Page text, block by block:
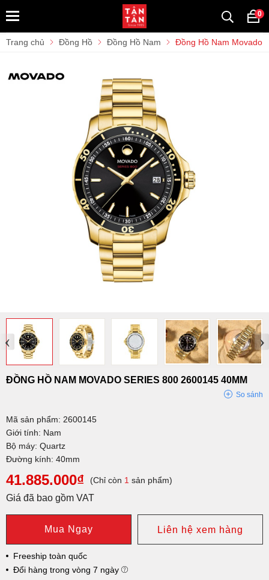
0
Trang chủ Đồng Hồ Đồng Hồ Nam Đồng Hồ Nam Movado
‹ ›
ĐỒNG HỒ NAM MOVADO SERIES 800 2600145 40MM
So sánh
Mã sản phẩm: 2600145
Giới tính: Nam
Bộ máy: Quartz
Đường kính: 40mm
41.885.000₫ (Chỉ còn 1 sản phẩm)
Giá đã bao gồm VAT
Mua Ngay Liên hệ xem hàng
Freeship toàn quốc
Đổi hàng trong vòng 7 ngày